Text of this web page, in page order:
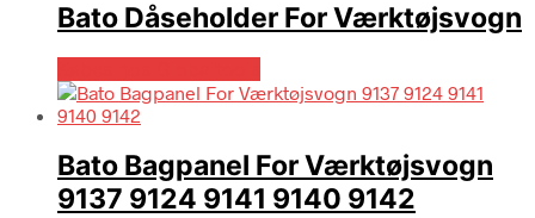
Bato Dåseholder For Værktøjsvogn
Bato Bagpanel For Værktøjsvogn
9137 9124 9141 9140 9142